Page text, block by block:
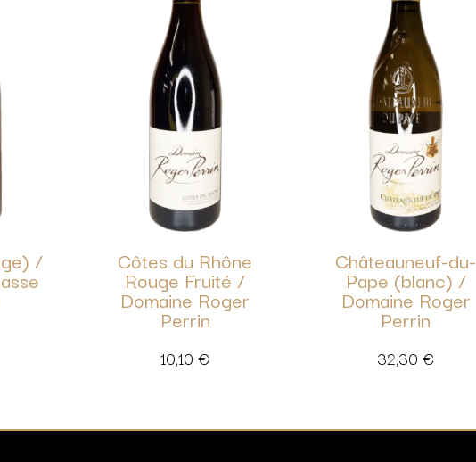
/ Côtes du Rhône
Rouge Fruité /
Domaine Roger
Perrin
10,10 €
Châteauneuf-du-
Pape (blanc) /
Domaine Roger
Perrin
32,30 €